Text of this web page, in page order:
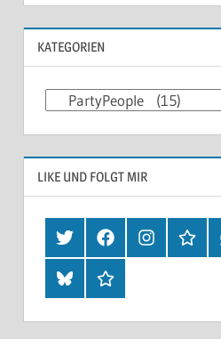
KATEGORIEN
Kategorien
LIKE UND FOLGT MIR
TwitterFacebookInstagram
BlueskyThreads